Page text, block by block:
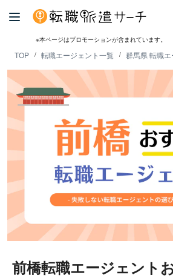
※本ページはプロモーションが含まれています。
TOP 転職エージェント一覧 群馬県 転職エ
前橋転職エージェント